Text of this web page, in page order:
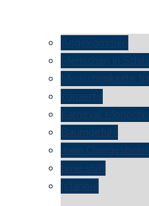
Angekommen
Menschen in
Menschenkette
konzerte
Karneval
Baumgefühl
mein
time shift
Istanbul